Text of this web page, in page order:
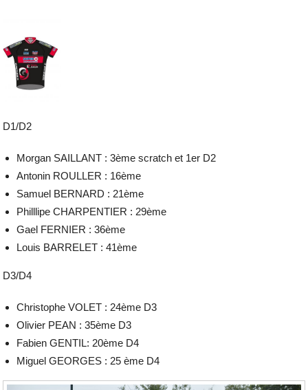
D1/D2
Morgan SAILLANT : 3ème scratch et 1er D2
Antonin ROULLER : 16ème
Samuel BERNARD : 21ème
Philllipe CHARPENTIER : 29ème
Gael FERNIER : 36ème
Louis BARRELET : 41ème
D3/D4
Christophe VOLET : 24ème D3
Olivier PEAN : 35ème D3
Fabien GENTIL: 20ème D4
Miguel GEORGES : 25 ème D4